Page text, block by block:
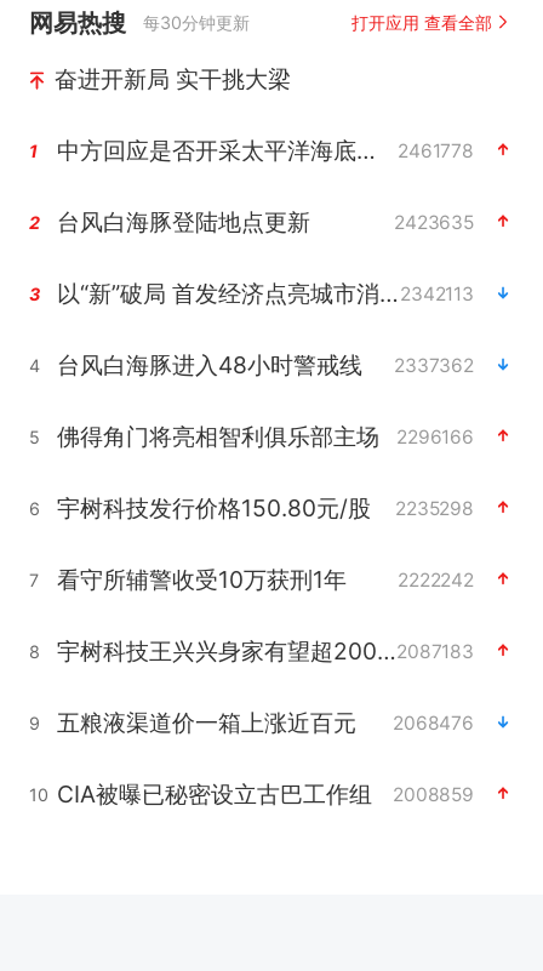
网易热搜 每30分钟更新 打开应用 查看全部
奋进开新局 实干挑大梁
1 中方回应是否开采太平洋海底稀土资源 2461778
2 台风白海豚登陆地点更新 2423635
3 以“新”破局 首发经济点亮城市消费活力2342113
4 台风白海豚进入48小时警戒线 2337362
5 佛得角门将亮相智利俱乐部主场 2296166
6 宇树科技发行价格150.80元/股 2235298
7 看守所辅警收受10万获刑1年 2222242
8 宇树科技王兴兴身家有望超200亿元2087183
9 五粮液渠道价一箱上涨近百元 2068476
10 CIA被曝已秘密设立古巴工作组 2008859